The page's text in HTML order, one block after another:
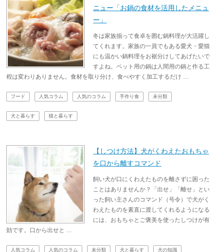
ニュー「お鍋の食材を活用したメニュ
ー」
冬は家族揃って食卓を囲む鍋料理が大活躍し
てくれます。家族の一員でもある愛犬・愛猫
にも温かい鍋料理をお裾分けしてあげたいで
すよね。ペット用の鍋は人間用の鍋と作る工
程は変わりありません。食材を取り分け、食べやすく加工するだけ …
フード 人気コラム 人気のコラム 手作り食 未分類
犬と暮らす 猫と暮らす
【しつけ方法】犬がくわえたおもちゃ
を口から離すコマンド
飼い犬が口にくわえたものを離さずに困った
ことはありませんか？「出せ」「離せ」とい
った飼い主さんのコマンド（号令）で犬がく
わえたものを素直に渡してくれるようになる
には、おもちゃとご褒美を使ったしつけが有
効です。口から出せと …
人気コラム 人気のコラム 未分類 犬と暮らす 犬の知識